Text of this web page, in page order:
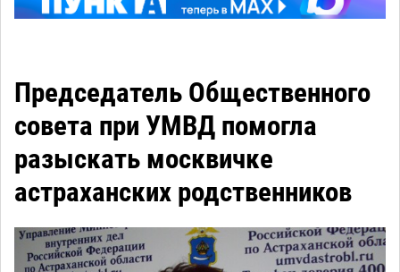
Председатель Общественного
совета при УМВД помогла
разыскать москвичке
астраханских родственников